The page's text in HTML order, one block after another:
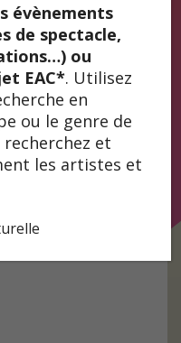
évènements
de spectacle,
ou
EAC*. Utilisez
en
ou le genre de
et
les artistes et